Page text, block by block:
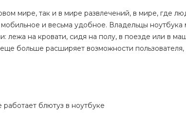
мире, так и в мире развлечений, в мире, где
и весьма удобное. Владельцы ноутбука
лежа на кровати, сидя на полу, в поезде или в
больше расширяет возможности